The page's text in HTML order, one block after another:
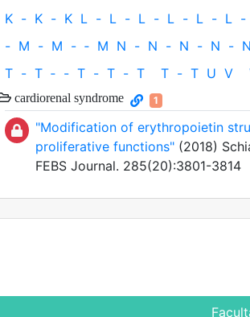
K - K - K L - L - L - L - L - L -
- M - M - ‐ M N - N - N - N - N
T - T ‐ - T - T - T T - T U V
cardiorenal syndrome 1
"Modification of erythropoietin
proliferative functions" (2018)
FEBS Journal. 285(20):3801-3814